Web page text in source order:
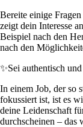
Bereite einige
zeigt dein Interesse
Beispiel nach den
nach den
✨Sei authentisch
In einem Job, der so
fokussiert ist, ist es
deine Leidenschaft
durchscheinen – das